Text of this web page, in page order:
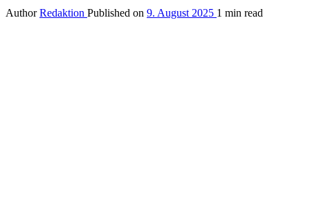
Author Redaktion Published on 9. August 2025 1 min read